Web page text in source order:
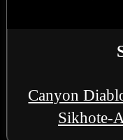
Canyon
Sikhote-